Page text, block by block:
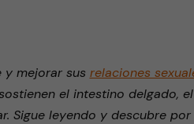
y mejorar sus relaciones
el intestino delgado,
Sigue leyendo y descubre